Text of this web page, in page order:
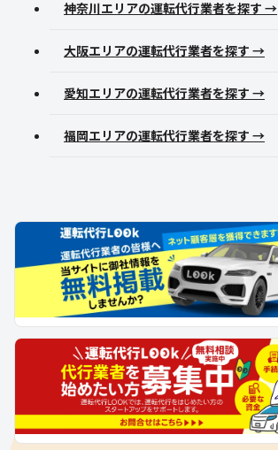
神奈川エリアの運転代行業者を探す →
大阪エリアの運転代行業者を探す →
愛知エリアの運転代行業者を探す →
福岡エリアの運転代行業者を探す →